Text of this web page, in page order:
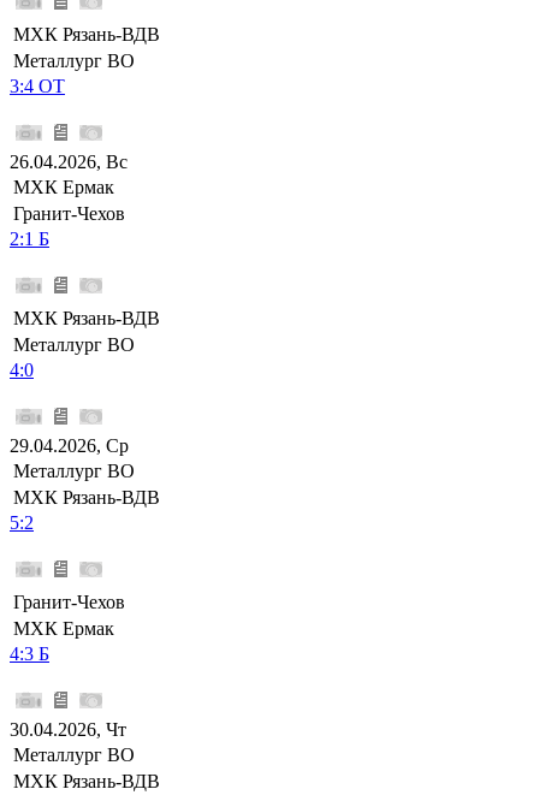
МХК Рязань-ВДВ
Металлург ВО
3:4 ОТ
26.04.2026, Вс
МХК Ермак
Гранит-Чехов
2:1 Б
МХК Рязань-ВДВ
Металлург ВО
4:0
29.04.2026, Ср
Металлург ВО
МХК Рязань-ВДВ
5:2
Гранит-Чехов
МХК Ермак
4:3 Б
30.04.2026, Чт
Металлург ВО
МХК Рязань-ВДВ